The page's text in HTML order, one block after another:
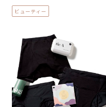
ビューティー